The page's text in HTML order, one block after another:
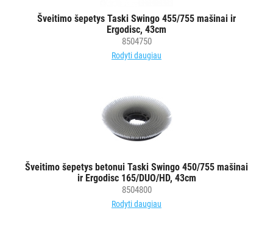
Šveitimo šepetys Taski Swingo 455/755 mašinai ir
Ergodisc, 43cm
8504750
Rodyti daugiau
Šveitimo šepetys betonui Taski Swingo 450/755 mašinai
ir Ergodisc 165/DUO/HD, 43cm
8504800
Rodyti daugiau